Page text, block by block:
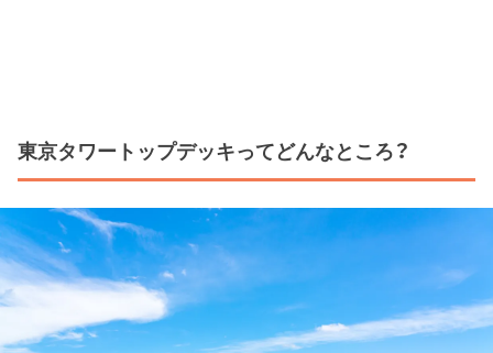
東京タワートップデッキってどんなところ？